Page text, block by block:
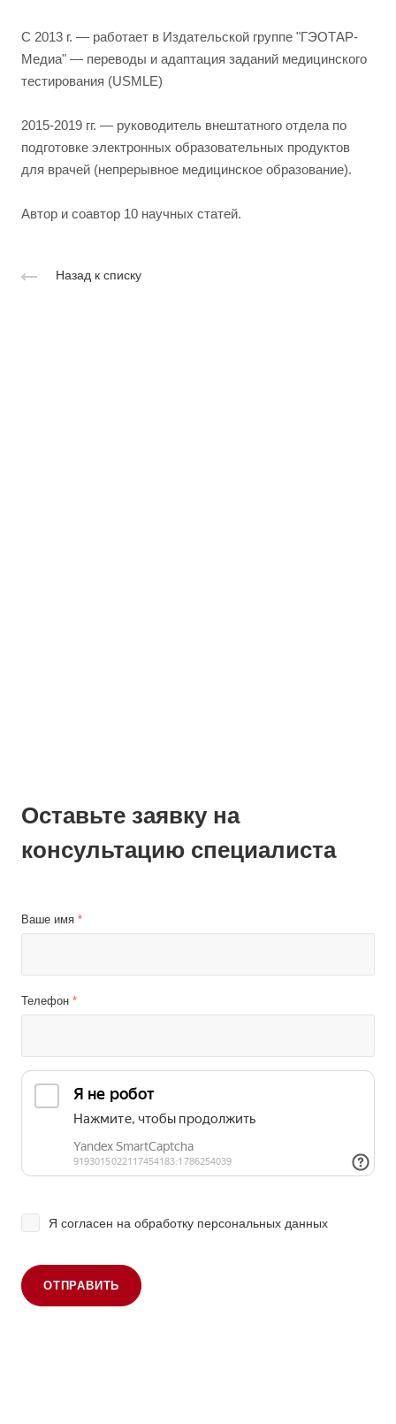
С 2013 г. — работает в Издательской группе "ГЭОТАР-
Медиа" — переводы и адаптация заданий медицинского
тестирования (USMLE)
2015-2019 гг. — руководитель внештатного отдела по
подготовке электронных образовательных продуктов
для врачей (непрерывное медицинское образование).
Автор и соавтор 10 научных статей.
Назад к списку
Оставьте заявку на
консультацию специалиста
Ваше имя *
Телефон *
Я согласен на обработку персональных данных
ОТПРАВИТЬ